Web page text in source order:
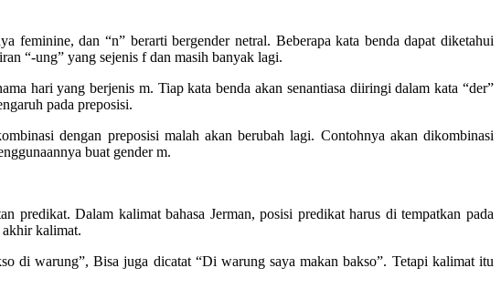
feminine, dan “n” berarti bergender netral. Beberapa kata benda dapat diketahui
“-ung” yang sejenis f dan masih banyak lagi.
hari yang berjenis m. Tiap kata benda akan senantiasa diiringi dalam kata “der”
pada preposisi.
dengan preposisi malah akan berubah lagi. Contohnya akan dikombinasi
buat gender m.
predikat. Dalam kalimat bahasa Jerman, posisi predikat harus di tempatkan pada
akhir kalimat.
di warung”, Bisa juga dicatat “Di warung saya makan bakso”. Tetapi kalimat itu